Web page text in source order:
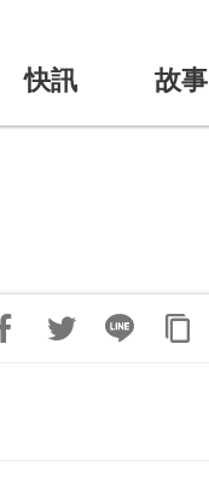
快訊 故事